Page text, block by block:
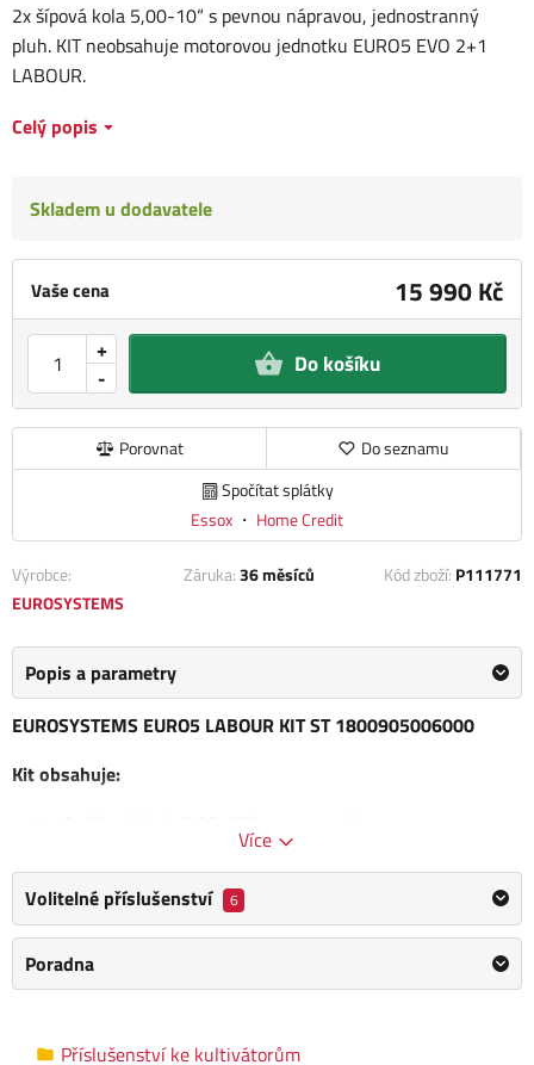
Vaše cena 15 990 Kč
-
+ Do košíku
Porovnat
Do seznamu
Spočítat splátky
Essox ・ Home Credit
2x šípová kola 5,00-10“ s pevnou nápravou, jednostranný
pluh. KIT neobsahuje motorovou jednotku EURO5 EVO 2+1
LABOUR.
Celý popis
Skladem u dodavatele
Výrobce:
EUROSYSTEMS
Záruka:36 měsíců Kód zboží: P111771
Popis a parametry
EUROSYSTEMS EURO5 LABOUR KIT ST 1800905006000
Kit obsahuje:
2x kolové závaží 20 kg
1x přední závaží 15 kg
1x jednostranný pluh
KITneobsahuje motorovou jednotku EURO5 EVO 2+1
LABOUR,jedná se o originální příslušenství k tomuto
Více
Volitelné příslušenství 6
Poradna
Příslušenství ke kultivátorům